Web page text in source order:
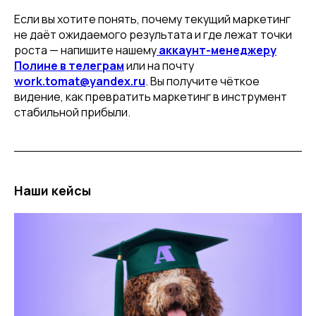
Если вы хотите понять, почему текущий маркетинг
не даёт ожидаемого результата и где лежат точки
роста — напишите нашемуаккаунт-менеджеру
Полине в телеграмили на почту
work.tomat@yandex.ru. Вы получите чёткое
видение, как превратить маркетинг в инструмент
стабильной прибыли.
Наши кейсы
Мы в СМИ